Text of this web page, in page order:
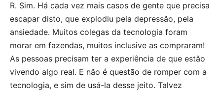
R. Sim. Há cada vez mais casos de gente que precisa
escapar disto, que explodiu pela depressão, pela
ansiedade. Muitos colegas da tecnologia foram
morar em fazendas, muitos inclusive as compraram!
As pessoas precisam ter a experiência de que estão
vivendo algo real. E não é questão de romper com a
tecnologia, e sim de usá-la desse jeito. Talvez